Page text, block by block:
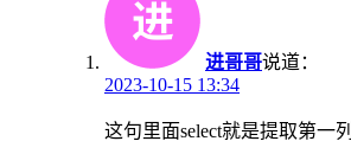
进哥哥说道：
2023-10-15 13:34
这句里面select就是提取第一列